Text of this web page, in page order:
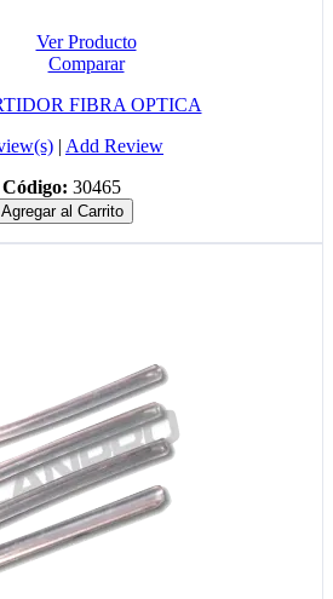
Ver Producto
Comparar
FIBRA OPTICA
| Add Review
Código: 30465
Agregar al Carrito